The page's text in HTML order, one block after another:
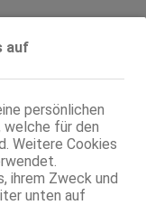
auf
persönlichen
welche für den
Weitere Cookies
ihrem Zweck und
unten auf
glatt